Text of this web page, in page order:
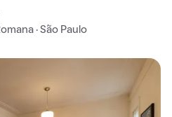
· São Paulo